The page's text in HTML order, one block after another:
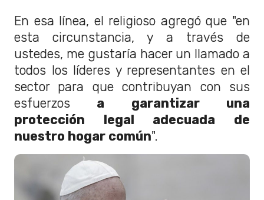
En esa línea, el religioso agregó que "en
esta circunstancia, y a través de
ustedes, me gustaría hacer un llamado a
todos los líderes y representantes en el
sector para que contribuyan con sus
esfuerzos a garantizar una
protección legal adecuada de
nuestro hogar común".